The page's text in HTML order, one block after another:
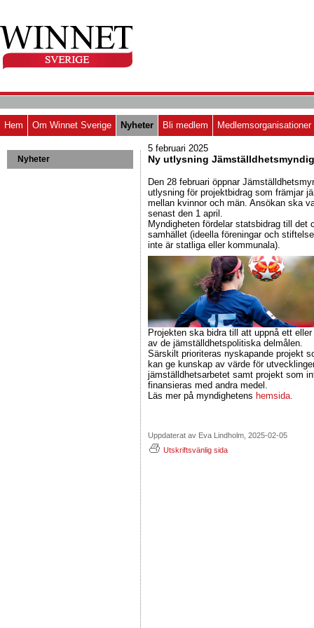
Hem Om Winnet Sverige Nyheter Bli medlem Medlemsorganisationer
Nyheter
5 februari 2025
Ny utlysning
Den 28 februari öppnar
utlysning för projektbidrag som främjar
mellan kvinnor och män. Ansökan ska
senast den 1 april.
Myndigheten fördelar statsbidrag till det
samhället (ideella föreningar och
inte är statliga eller kommunala).
Projekten ska bidra till att uppnå ett eller
av de jämställdhetspolitiska delmålen.
Särskilt prioriteras nyskapande projekt
kan ge kunskap av värde för
jämställdhetsarbetet samt projekt som
finansieras med andra medel.
Läs mer på myndighetens hemsida.
Uppdaterat av Eva Lindholm, 2025-02-05
Utskriftsvänlig sida